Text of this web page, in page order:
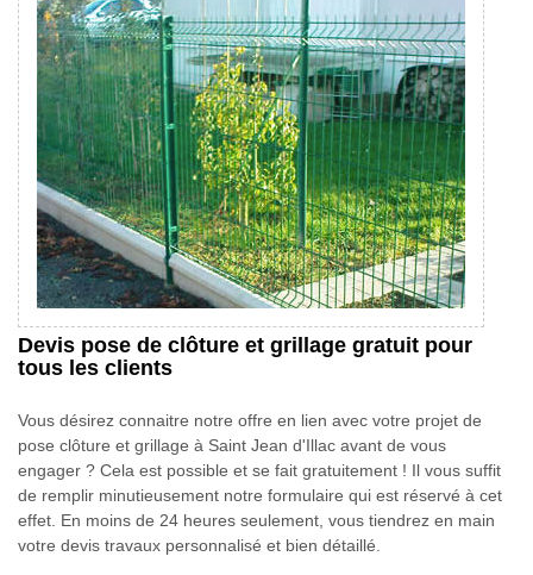
Devis pose de clôture et grillage gratuit pour
tous les clients
Vous désirez connaitre notre offre en lien avec votre projet de
pose clôture et grillage à Saint Jean d'Illac avant de vous
engager ? Cela est possible et se fait gratuitement ! Il vous suffit
de remplir minutieusement notre formulaire qui est réservé à cet
effet. En moins de 24 heures seulement, vous tiendrez en main
votre devis travaux personnalisé et bien détaillé.